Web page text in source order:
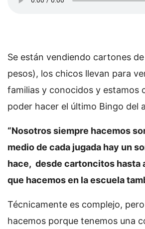
Se están vendiendo cartones
pesos), los chicos llevan para
familias y conocidos y estamos
poder hacer el último Bingo del
“Nosotros siempre hacemos
medio de cada jugada hay un
hace, desde cartoncitos hasta
que hacemos en la escuela
Técnicamente es complejo,
hacemos porque tenemos una